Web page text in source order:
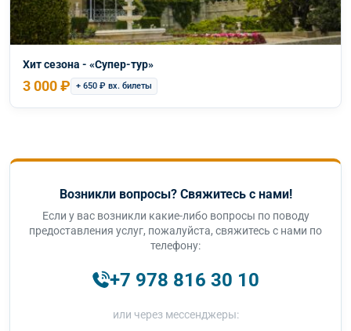
Хит сезона - «Супер-тур»
3 000 ₽ + 650 ₽ вх. билеты
Возникли вопросы? Свяжитесь с нами!
Если у вас возникли какие-либо вопросы по поводу
предоставления услуг, пожалуйста, свяжитесь с нами по
телефону:
+7 978 816 30 10
или через мессенджеры: